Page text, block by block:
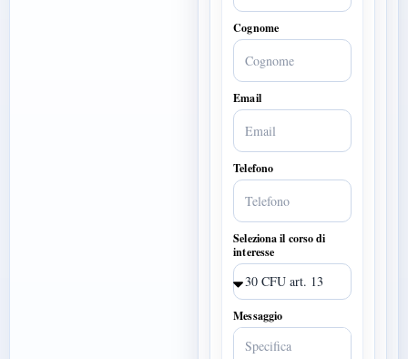
Cognome
Email
Telefono
Seleziona il corso di
interesse
Messaggio